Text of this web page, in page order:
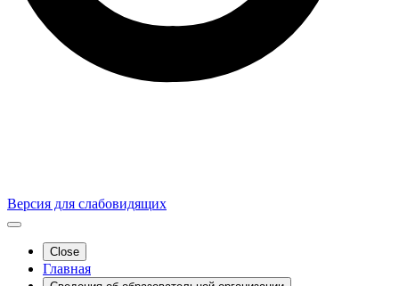
Версия для слабовидящих
Close
Главная